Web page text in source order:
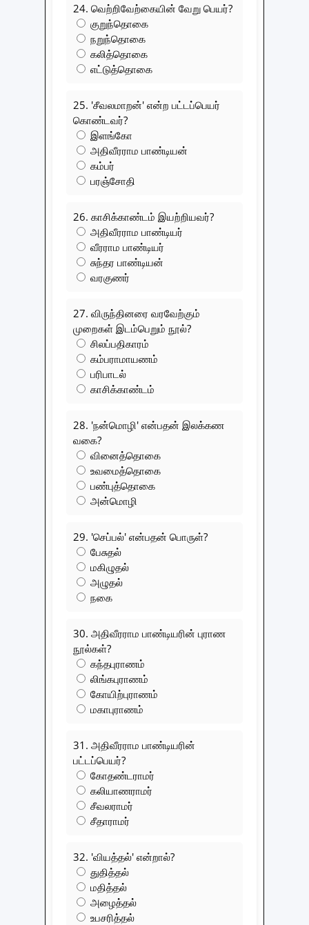
24. வெற்றிவேற்கையின் வேறு பெயர்?
குறுந்தொகை
நறுந்தொகை
கலித்தொகை
எட்டுத்தொகை
25. 'சீவலமாறன்' என்ற பட்டப்பெயர்
கொண்டவர்?
இளங்கோ
அதிவீரராம பாண்டியன்
கம்பர்
பரஞ்சோதி
26. காசிக்காண்டம் இயற்றியவர்?
அதிவீரராம பாண்டியர்
வீரராம பாண்டியர்
சுந்தர பாண்டியன்
வரகுணர்
27. விருந்தினரை வரவேற்கும்
முறைகள் இடம்பெறும் நூல்?
சிலப்பதிகாரம்
கம்பராமாயணம்
பரிபாடல்
காசிக்காண்டம்
28. 'நன்மொழி' என்பதன் இலக்கண
வகை?
வினைத்தொகை
உவமைத்தொகை
பண்புத்தொகை
அன்மொழி
29. 'செப்பல்' என்பதன் பொருள்?
பேசுதல்
மகிழுதல்
அழுதல்
நகை
30. அதிவீரராம பாண்டியரின் புராண
நூல்கள்?
கந்தபுராணம்
லிங்கபுராணம்
கோயிற்புராணம்
மகாபுராணம்
31. அதிவீரராம பாண்டியரின்
பட்டப்பெயர்?
கோதண்டராமர்
கலியாணராமர்
சீவலராமர்
சீதாராமர்
32. 'வியத்தல்' என்றால்?
துதித்தல்
மதித்தல்
அழைத்தல்
உபசரித்தல்